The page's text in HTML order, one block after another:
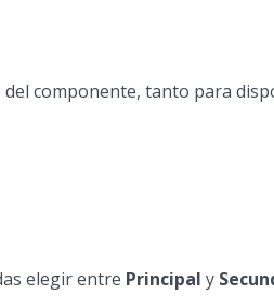
componente, tanto para
elegir entre Principal y